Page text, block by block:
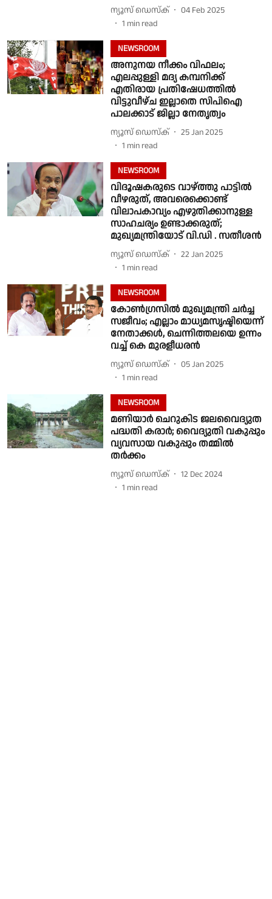
ന്യൂസ് ഡെസ്ക്
04 Feb 2025
1 min read
NEWSROOM
അനുനയ നീക്കം വിഫലം;
എലപ്പുള്ളി മദ്യ കമ്പനിക്ക്
എതിരായ പ്രതിഷേധത്തിൽ
വിട്ടുവീഴ്ച ഇല്ലാതെ സിപിഐ
പാലക്കാട് ജില്ലാ നേതൃത്വം
ന്യൂസ് ഡെസ്ക്
25 Jan 2025
1 min read
NEWSROOM
വിദൂഷകരുടെ വാഴ്ത്തു പാട്ടിൽ
വീഴരുത്, അവരെക്കൊണ്ട്
വിലാപകാവ്യം എഴുതിക്കാനുള്ള
സാഹചര്യം ഉണ്ടാക്കരുത്;
മുഖ്യമന്ത്രിയോട് വി.ഡി . സതീശൻ
ന്യൂസ് ഡെസ്ക്
22 Jan 2025
1 min read
NEWSROOM
കോൺഗ്രസിൽ മുഖ്യമന്ത്രി ചർച്ച
സജീവം; എല്ലാം മാധ്യമസൃഷ്ടിയെന്ന്
നേതാക്കൾ, ചെന്നിത്തലയെ ഉന്നം
വച്ച് കെ മുരളീധരൻ
ന്യൂസ് ഡെസ്ക്
05 Jan 2025
1 min read
NEWSROOM
മണിയാര്‍ ചെറുകിട ജലവൈദ്യുത
പദ്ധതി കരാര്‍; വൈദ്യുതി വകുപ്പും
വ്യവസായ വകുപ്പും തമ്മില്‍
തര്‍ക്കം
ന്യൂസ് ഡെസ്ക്
12 Dec 2024
1 min read